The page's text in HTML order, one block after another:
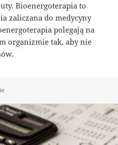
Bioenergoterapia to
zaliczana do medycyny
polegają na
organizmie tak, aby nie